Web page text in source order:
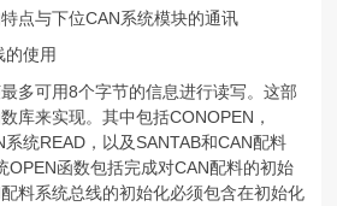
点与下位CAN系统模块的通讯
的使用
多可用8个字节的信息进行读写。这部
库来实现。其中包括CONOPEN，
统READ，以及SANTAB和CAN配料
OPEN函数包括完成对CAN配料的初始
料系统总线的初始化必须包含在初始化